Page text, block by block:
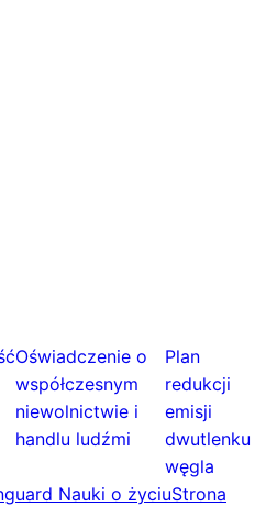
Oświadczenie o
współczesnym
niewolnictwie i
handlu ludźmi
Plan
redukcji
emisji
dwutlenku
węgla
Nauki o życiuStrona